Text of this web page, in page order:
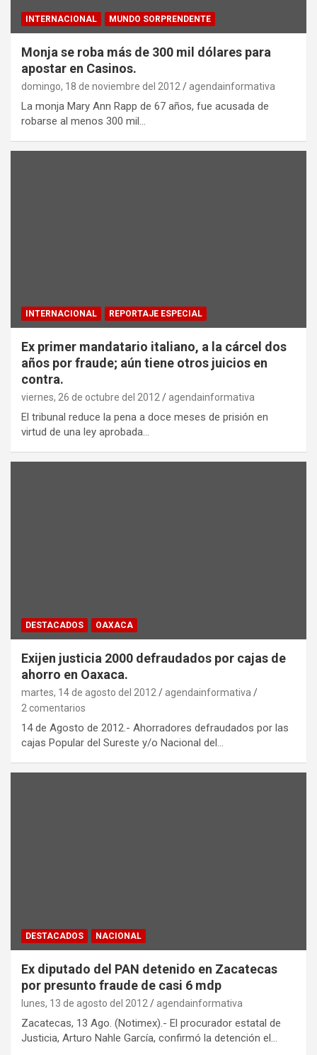
INTERNACIONAL MUNDO SORPRENDENTE
Monja se roba más de 300 mil dólares para
apostar en Casinos.
domingo, 18 de noviembre del 2012 agendainformativa
La monja Mary Ann Rapp de 67 años, fue acusada de
robarse al menos 300 mil…
INTERNACIONAL REPORTAJE ESPECIAL
Ex primer mandatario italiano, a la cárcel dos
años por fraude; aún tiene otros juicios en
contra.
viernes, 26 de octubre del 2012 agendainformativa
El tribunal reduce la pena a doce meses de prisión en
virtud de una ley aprobada…
DESTACADOS OAXACA
Exijen justicia 2000 defraudados por cajas de
ahorro en Oaxaca.
martes, 14 de agosto del 2012
agendainformativa
2 comentarios
14 de Agosto de 2012.- Ahorradores defraudados por las
cajas Popular del Sureste y/o Nacional del…
DESTACADOS NACIONAL
Ex diputado del PAN detenido en Zacatecas
por presunto fraude de casi 6 mdp
lunes, 13 de agosto del 2012 agendainformativa
Zacatecas, 13 Ago. (Notimex).- El procurador estatal de
Justicia, Arturo Nahle García, confirmó la detención el…